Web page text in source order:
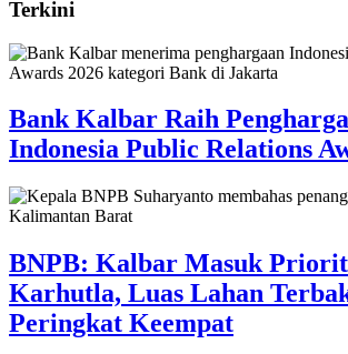
Terkini
Bank Kalbar Raih
Indonesia Public Relations
BNPB: Kalbar Masuk
Karhutla, Luas Lahan
Peringkat Keempat